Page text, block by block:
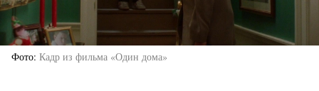
Фото Кадр из фильма «Один дома»